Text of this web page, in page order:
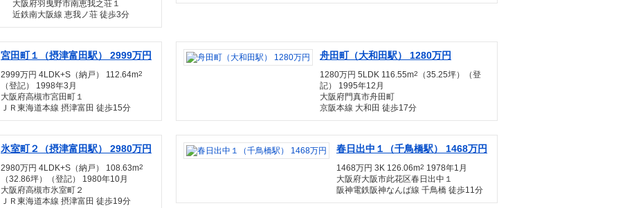
大阪府羽曳野市南恵我之荘１
近鉄南大阪線 恵我ノ荘 徒歩3分
宮田町１（摂津富田駅） 2999万円
2999万円 4LDK+S（納戸） 112.64m2
（登記） 1998年3月
大阪府高槻市宮田町１
ＪＲ東海道本線 摂津富田 徒歩15分
舟田町（大和田駅） 1280万円
1280万円 5LDK 116.55m2
（35.25坪）（登
記） 1995年12月
大阪府門真市舟田町
京阪本線 大和田 徒歩17分
氷室町２（摂津富田駅） 2980万円
2980万円 4LDK+S（納戸） 108.63m2
（32.86坪）（登記） 1980年10月
大阪府高槻市氷室町２
ＪＲ東海道本線 摂津富田 徒歩19分
春日出中１（千鳥橋駅） 1468万円
1468万円 3K 126.06m2 1978年1月
大阪府大阪市此花区春日出中１
阪神電鉄阪神なんば線 千鳥橋 徒歩11分